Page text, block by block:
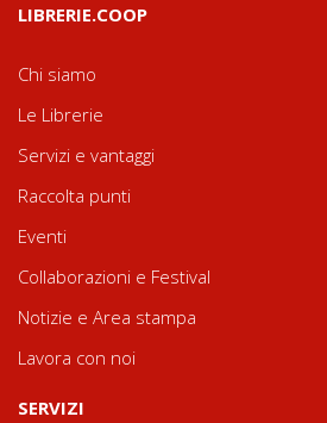
LIBRERIE.COOP
Chi siamo
Le Librerie
Servizi e vantaggi
Raccolta punti
Eventi
Collaborazioni e Festival
Notizie e Area stampa
Lavora con noi
SERVIZI